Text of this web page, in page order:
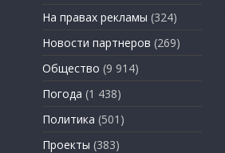
На правах рекламы (324)
Новости партнеров (269)
Общество (9 914)
Погода (1 438)
Политика (501)
Проекты (383)